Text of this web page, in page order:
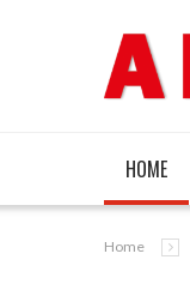
HOME
Home